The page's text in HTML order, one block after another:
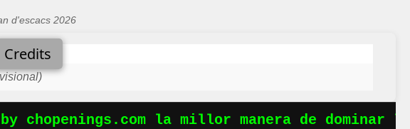
d'escacs 2026
Credits
chopenings.com la millor manera de dominar